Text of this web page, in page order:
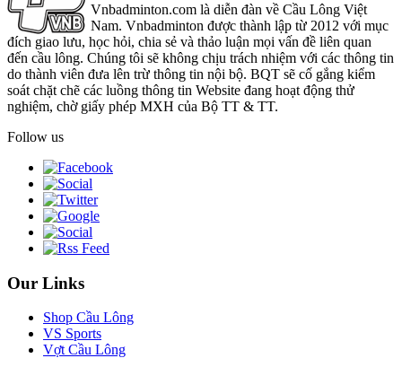
Vnbadminton.com là diễn đàn về Cầu Lông Việt
Nam. Vnbadminton được thành lập từ 2012 với mục
đích giao lưu, học hỏi, chia sẻ và thảo luận mọi vấn đề liên quan
đến cầu lông. Chúng tôi sẽ không chịu trách nhiệm với các thông tin
do thành viên đưa lên trừ thông tin nội bộ. BQT sẽ cố gắng kiểm
soát chặt chẽ các luồng thông tin Website đang hoạt động thử
nghiệm, chờ giấy phép MXH của Bộ TT & TT.
Follow us
Our Links
Shop Cầu Lông
VS Sports
Vợt Cầu Lông